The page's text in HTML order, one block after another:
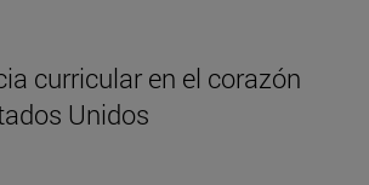
curricular en el corazón
Unidos